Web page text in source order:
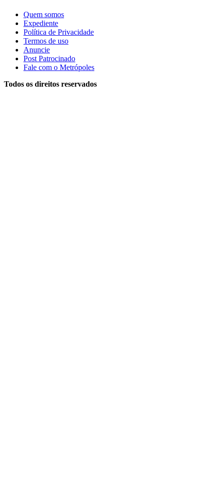
Quem somos
Expediente
Política de Privacidade
Termos de uso
Anuncie
Post Patrocinado
Fale com o Metrópoles
Todos os direitos reservados